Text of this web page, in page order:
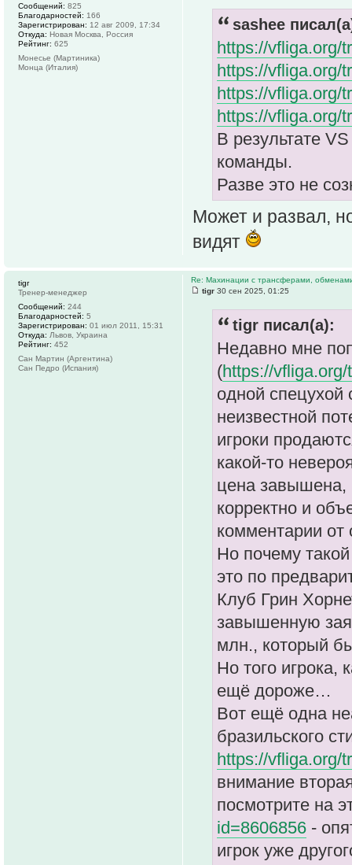
sashee
https://vfliga.org/
https://vfliga.org/
https://vfliga.org/
https://vfliga.org/
В результате
команды.
Разве это не
Может и развал,
видят
Сообщений: 825
Благодарностей: 166
Зарегистрирован: 12 авг 2009, 17:34
Откуда: Новая Москва, Россия
Рейтинг: 625
Монесье (Мартиника)
Монца (Италия)
Re: Махинации с трансферами,
tigr 30 сен 2025, 01:25
tigr писал(а):
Недавно мне
(https://
одной спецухой
неизвестной
игроки
какой-то
цена завышена,
корректно и
комментарии
Но почему
это по
Клуб Грин
завышенную
млн., который
Но того игрока,
ещё дороже…
Вот ещё одна
бразильского
https://vfliga.org/
внимание
посмотрите на
id=8606856 -
игрок уже
tigr
Тренер-менеджер
Сообщений: 244
Благодарностей: 5
Зарегистрирован: 01 июл 2011, 15:31
Откуда: Львов, Украина
Рейтинг: 452
Сан Мартин (Аргентина)
Сан Педро (Испания)